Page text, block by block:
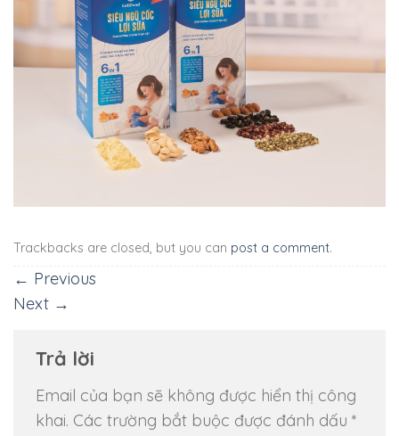
Trackbacks are closed, but you can post a comment.
← Previous
Next →
Trả lời
Email của bạn sẽ không được hiển thị công
khai. Các trường bắt buộc được đánh dấu *